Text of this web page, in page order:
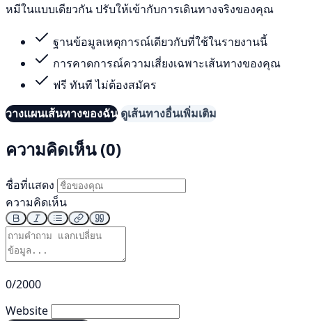
หมีในแบบเดียวกัน ปรับให้เข้ากับการเดินทางจริงของคุณ
ฐานข้อมูลเหตุการณ์เดียวกับที่ใช้ในรายงานนี้
การคาดการณ์ความเสี่ยงเฉพาะเส้นทางของคุณ
ฟรี ทันที ไม่ต้องสมัคร
วางแผนเส้นทางของฉัน ดูเส้นทางอื่นเพิ่มเติม
ความคิดเห็น (0)
ชื่อที่แสดง
ความคิดเห็น
0/2000
Website